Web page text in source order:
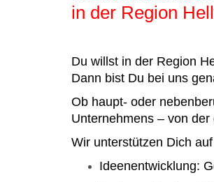
in der Region
Du willst in der Region
Dann bist Du bei uns
Ob haupt- oder
Unternehmens – von
Wir unterstützen Dich
Ideenentwicklung: